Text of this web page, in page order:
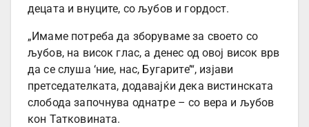
децата и внуците, со љубов и гордост.
„Имаме потреба да зборуваме за своето со
љубов, на висок глас, а денес од овој висок врв
да се слуша ‘ние, нас, Бугарите’“, изјави
претседателката, додавајќи дека вистинската
слобода започнува однатре – со вера и љубов
кон Татковината.